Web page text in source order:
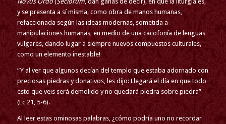
y se presenta a sí misma, como obra de manos humanas,
refaccionada según las ideas modernas, sometida a
manipulaciones humanas, en medio de una cacofonía de lenguas
vulgares, dando lugar a siempre nuevos compuestos culturales,
como un elemento inestable!
“Y al ver que algunos decían del templo que estaba adornado con
preciosas piedras y donativos, les dijo: Llegará el día en que todo
esto que veis será demolido y no quedará piedra sobre piedra”
(Lc 21, 5-6).
Al leer estas ominosas palabras, ¿cómo podría uno no recordar